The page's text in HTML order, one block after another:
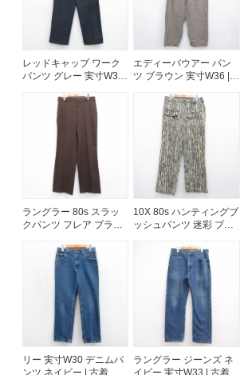
Youtube 古着屋Rush Out チャンネル
スタッフコーディネート
ご利用案内
お客様の声
レビュー1万件突破
お気に入りリスト
会員登録
メルマガ登録
店舗一覧
特定商取引法に基づく表示
プライバシーポリシー
お問い合わせ
レッドキャップ ワーク
パンツ グレー 実寸W36 |
エディーバウアー パン
ツ ブラウン 実寸W36 |
ラングラー 80s スラッ
クパンツ フレア ブラウ
10X 80s ハンティングブ
ッシュパンツ 迷彩 ブラ
リー 実寸W30 デニムパ
ンツ ネイビー | 古着
ラングラー ジーンズ ネ
イビー 実寸W33 | 古着